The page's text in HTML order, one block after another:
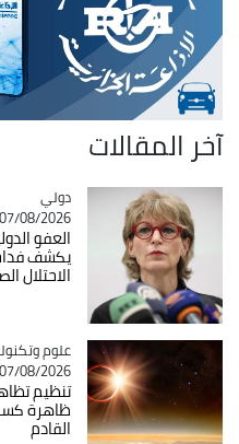
آخر المقالات
Catégorie
دولي
07/08/2026 - 20:50
يكشف
الاحتلال
Catégorie
علوم
07/08/2026 - 19:01
تنظيم
ظاهرة
القادم